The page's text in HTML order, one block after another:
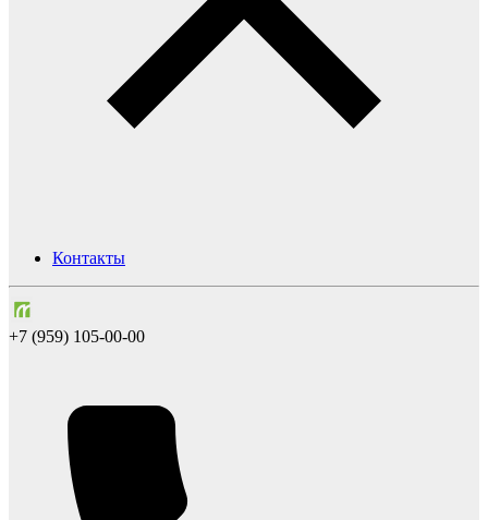
Контакты
+7 (959) 105-00-00